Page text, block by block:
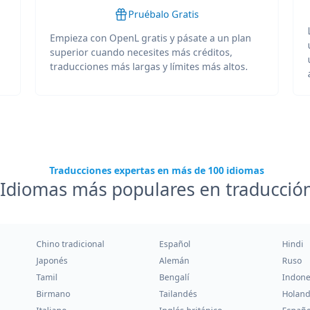
Pruébalo Gratis
Empieza con OpenL gratis y pásate a un plan
superior cuando necesites más créditos,
traducciones más largas y límites más altos.
Traducciones expertas en más de 100 idiomas
Idiomas más populares en
Chino tradicional Español Hindi
Japonés Alemán Ruso
Tamil Bengalí
Birmano Tailandés